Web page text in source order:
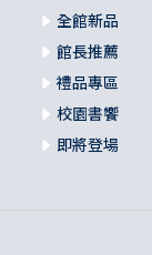
全館新品
館長推薦
禮品專區
校園書饗
即將登場